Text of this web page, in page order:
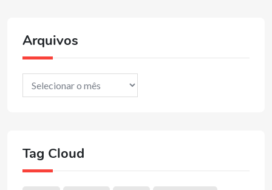
Arquivos
Arquivos
Tag Cloud